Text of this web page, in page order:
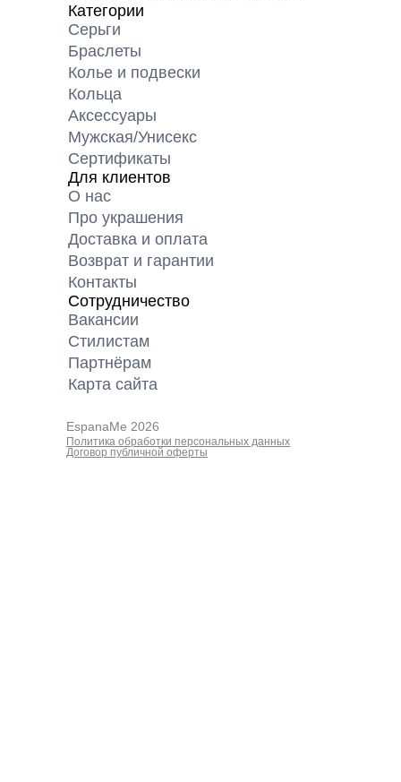
Категории
Серьги
Браслеты
Колье и подвески
Кольца
Аксессуары
Мужская/Унисекс
Сертификаты
Для клиентов
О нас
Про украшения
Доставка и оплата
Возврат и гарантии
Контакты
Сотрудничество
Вакансии
Cтилистам
Партнёрам
Карта cайта
EspanaMe 2026
Политика обработки персональных данных
Договор публичной оферты